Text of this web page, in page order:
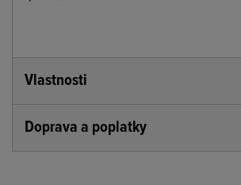
Vlastnosti
Doprava a poplatky